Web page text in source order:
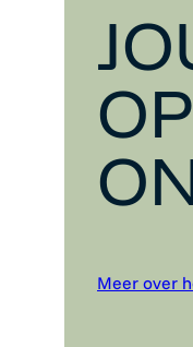
Meer over